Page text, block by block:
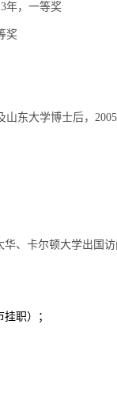
年，一等奖
奖
东大学博士后， 2005
、卡尔顿大学出国
职）；